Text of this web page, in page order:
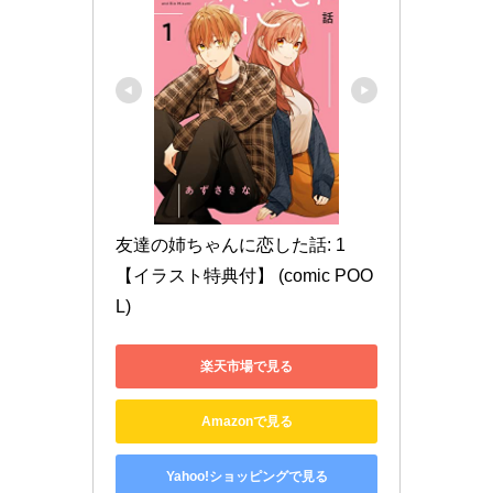
友達の姉ちゃんに恋した話: 1
【イラスト特典付】 (comic POO
L)
楽天市場で見る
Amazonで見る
Yahoo!ショッピングで見る